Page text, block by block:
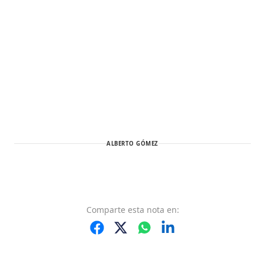
ALBERTO GÓMEZ
Comparte esta nota en: